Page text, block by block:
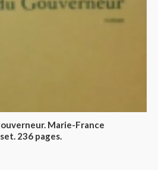
Marie-France
236 pages.